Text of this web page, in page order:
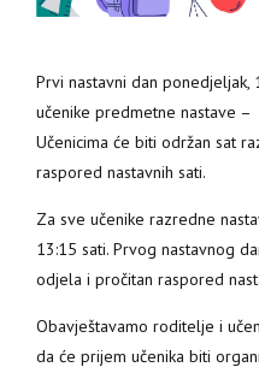
Prvi nastavni dan ponedjeljak,
učenike predmetne nastave
Učenicima će biti održan sat
raspored nastavnih sati.
Za sve učenike razredne
13:15 sati. Prvog nastavnog
odjela i pročitan raspored
Obavještavamo roditelje i
da će prijem učenika biti